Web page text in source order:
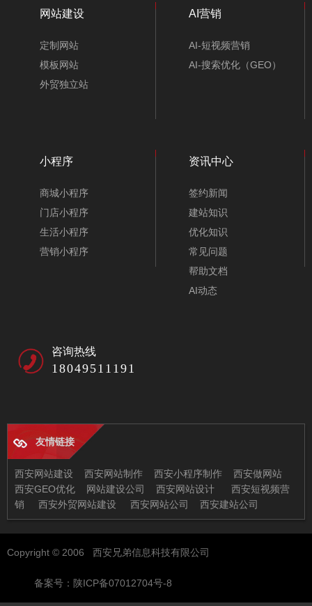
网站建设
定制网站
模板网站
外贸独立站
AI营销
AI-短视频营销
AI-搜索优化（GEO）
小程序
商城小程序
门店小程序
生活小程序
营销小程序
资讯中心
签约新闻
建站知识
优化知识
常见问题
帮助文档
AI动态
咨询热线
18049511191
地址：西安市未央区恒大都市广场11-2
电话：029-86512630
友情链接
西安网站建设 西安网站制作 西安小程序制作
西安做网站
西安GEO优化
网站建设公司 西安网站设计
西安短视频营
销
西安外贸网站建设 西安网站公司 西安建站公司
Copyright © 2006 西安兄弟信息科技有限公司
备案号：陕ICP备07012704号-8